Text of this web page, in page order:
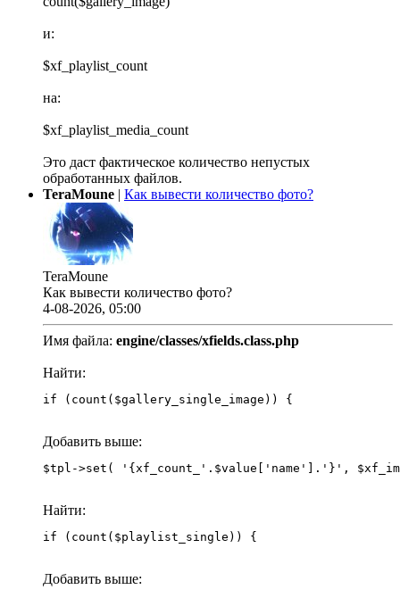
и:
$xf_playlist_count
на:
$xf_playlist_media_count
Это даст фактическое количество непустых
обработанных файлов.
TeraMoune | Как вывести количество фото?
TeraMoune
Как вывести количество фото?
4-08-2026, 05:00
Имя файла: engine/classes/xfields.class.php
Найти:
if (count($gallery_single_image)) {
Добавить выше:
Найти:
if (count($playlist_single)) {
Добавить выше: